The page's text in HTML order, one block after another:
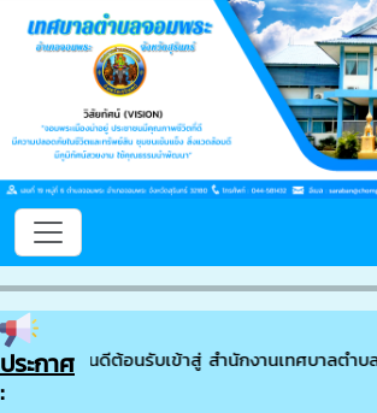
ประกาศ
:
ยินดีต้อนรับเข้าสู่ สำนักงานเทศบาลตำบ